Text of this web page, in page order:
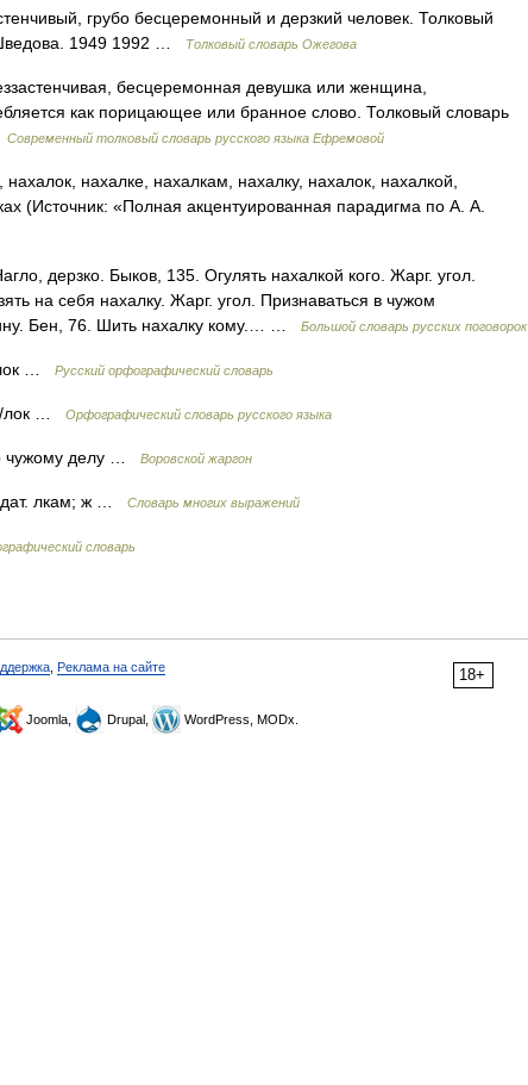
грубо бесцеремонный и дерзкий человек. Толковый
1949 1992 …
Толковый словарь Ожегова
бесцеремонная девушка или женщина,
как порицающее или бранное слово. Толковый словарь
Современный толковый словарь русского языка Ефремовой
нахалке, нахалкам, нахалку, нахалок, нахалкой,
(Источник: «Полная акцентуированная парадигма по А. А.
дерзко. Быков, 135. Огулять нахалкой кого. Жарг. угол.
на себя нахалку. Жарг. угол. Признаваться в чужом
Бен, 76. Шить нахалку кому.… …
Большой словарь русских поговорок
… Русский орфографический словарь
лок … Орфографический словарь русского языка
чужому делу … Воровской жаргон
лкам; ж … Словарь многих выражений
словарь
18+
Реклама на сайте
Joomla, Drupal, WordPress, MODx.